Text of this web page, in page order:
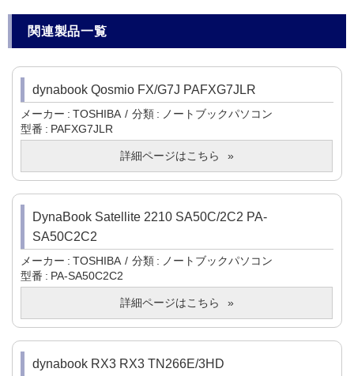
関連製品一覧
dynabook Qosmio FX/G7J PAFXG7JLR
メーカー TOSHIBA 分類
ノートブックパソコン
型番
PAFXG7JLR
詳細ページはこちら
DynaBook Satellite 2210 SA50C/2C2 PA-
SA50C2C2
メーカー TOSHIBA 分類
ノートブックパソコン
型番
PA-SA50C2C2
詳細ページはこちら
dynabook RX3 RX3 TN266E/3HD